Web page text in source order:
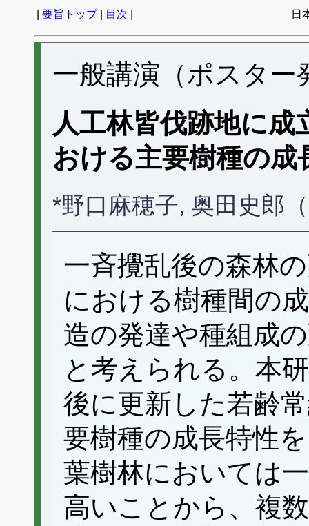
要旨トップ| 目次 日
一般講演（ポスター
人工林皆伐跡地に
おける主要樹種の成
*野口麻穂子, 奥田史郎
一斉攪乱後の森林
における樹種間の
造の発達や種組成
と考えられる。本
後に更新した若齢
要樹種の成長特性
葉樹林においては
高いことから、複